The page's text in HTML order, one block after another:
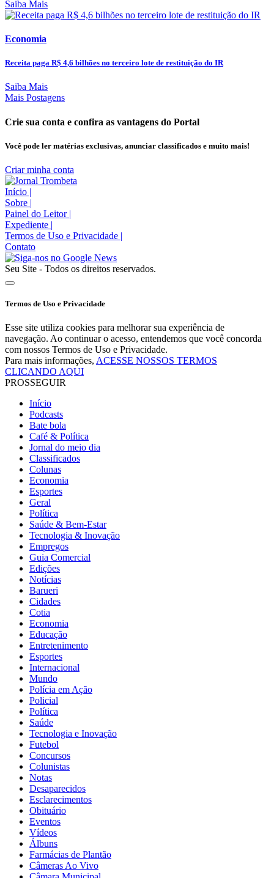
Saiba Mais
Economia
Receita paga R$ 4,6 bilhões no terceiro lote de restituição do IR
Saiba Mais
Mais Postagens
Crie sua conta e confira as vantagens do Portal
Você pode ler matérias exclusivas, anunciar classificados e muito mais!
Criar minha conta
Início |
Sobre |
Painel do Leitor |
Expediente |
Termos de Uso e Privacidade |
Contato
Seu Site - Todos os direitos reservados.
Termos de Uso e Privacidade
Esse site utiliza cookies para melhorar sua experiência de
navegação. Ao continuar o acesso, entendemos que você concorda
com nossos Termos de Uso e Privacidade.
Para mais informações, ACESSE NOSSOS TERMOS
CLICANDO AQUI
PROSSEGUIR
Início
Podcasts
Bate bola
Café & Política
Jornal do meio dia
Classificados
Colunas
Economia
Esportes
Geral
Política
Saúde & Bem-Estar
Tecnologia & Inovação
Empregos
Guia Comercial
Edições
Notícias
Barueri
Cidades
Cotia
Economia
Educação
Entretenimento
Esportes
Internacional
Mundo
Polícia em Ação
Policial
Política
Saúde
Tecnologia e Inovação
Futebol
Concursos
Colunistas
Notas
Desaparecidos
Esclarecimentos
Obituário
Eventos
Vídeos
Álbuns
Farmácias de Plantão
Câmeras Ao Vivo